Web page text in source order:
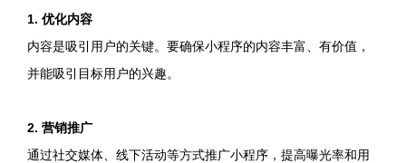
1. 优化内容
内容是吸引用户的关键。要确保小程序的内容丰富、有价值，
并能吸引目标用户的兴趣。
2. 营销推广
通过社交媒体、线下活动等方式推广小程序，提高曝光率和用